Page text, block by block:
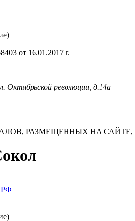
от 16.01.2017 г.
Октябрьской революции, д.14а
РАЗМЕЩЕННЫХ НА САЙТЕ,
РФ